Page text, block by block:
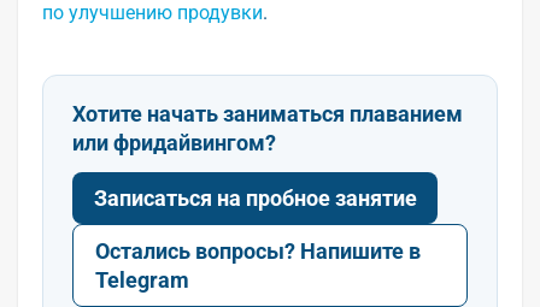
по улучшению продувки.
Хотите начать заниматься плаванием
или фридайвингом?
Записаться на пробное занятие
Остались вопросы? Напишите в
Telegram